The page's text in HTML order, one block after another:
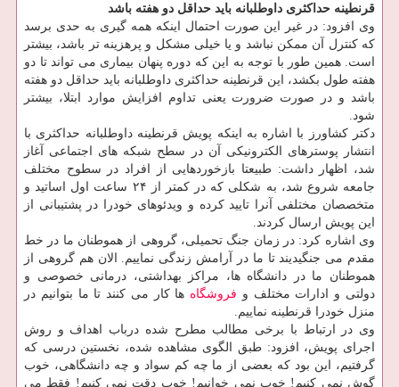
قرنطینه حداكثری داوطلبانه باید حداقل دو هفته باشد
وی افزود: در غیر این صورت احتمال اینكه همه گیری به حدی برسد
كه كنترل آن ممكن نباشد و یا خیلی مشكل و پرهزینه تر باشد، بیشتر
است. همین طور با توجه به این كه دوره پنهان بیماری می تواند تا دو
هفته طول بكشد، این قرنطینه حداكثری داوطلبانه باید حداقل دو هفته
باشد و در صورت ضرورت یعنی تداوم افزایش موارد ابتلا، بیشتر
شود.
دكتر كشاورز با اشاره به اینكه پویش قرنطینه داوطلبانه حداكثری با
انتشار پوسترهای الكترونیكی آن در سطح شبكه های اجتماعی آغاز
شد، اظهار داشت: طبیعتا بازخوردهایی از افراد در سطوح مختلف
جامعه شروع شد، به شكلی كه در كمتر از ۲۴ ساعت اول اساتید و
متخصصان مختلفی آنرا تایید كرده و ویدئوهای خودرا در پشتیبانی از
این پویش ارسال كردند.
وی اشاره كرد: در زمان جنگ تحمیلی، گروهی از هموطنان ما در خط
مقدم می جنگیدیند تا ما در آرامش زندگی نماییم. الان هم گروهی از
هموطنان ما در دانشگاه ها، مراكز بهداشتی، درمانی خصوصی و
دولتی و ادارات مختلف و فروشگاه ها كار می كنند تا ما بتوانیم در
منزل خودرا قرنطینه نماییم.
وی در ارتباط با برخی مطالب مطرح شده درباب اهداف و روش
اجرای پویش، افزود: طبق الگوی مشاهده شده، نخستین درسی كه
گرفتیم، این بود كه بعضی از ما چه كم سواد و چه دانشگاهی، خوب
گوش نمی كنیم! خوب نمی خوانیم! خوب دقت نمی كنیم! فقط می